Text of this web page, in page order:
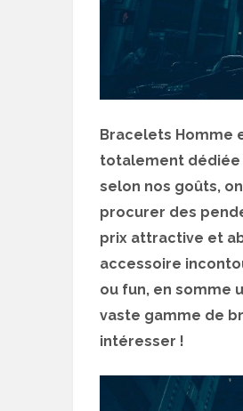
Bracelets Homme
totalement dédiée
selon nos goûts,
procurer des
prix attractive et
accessoire
ou fun, en somme
vaste gamme de
intéresser !